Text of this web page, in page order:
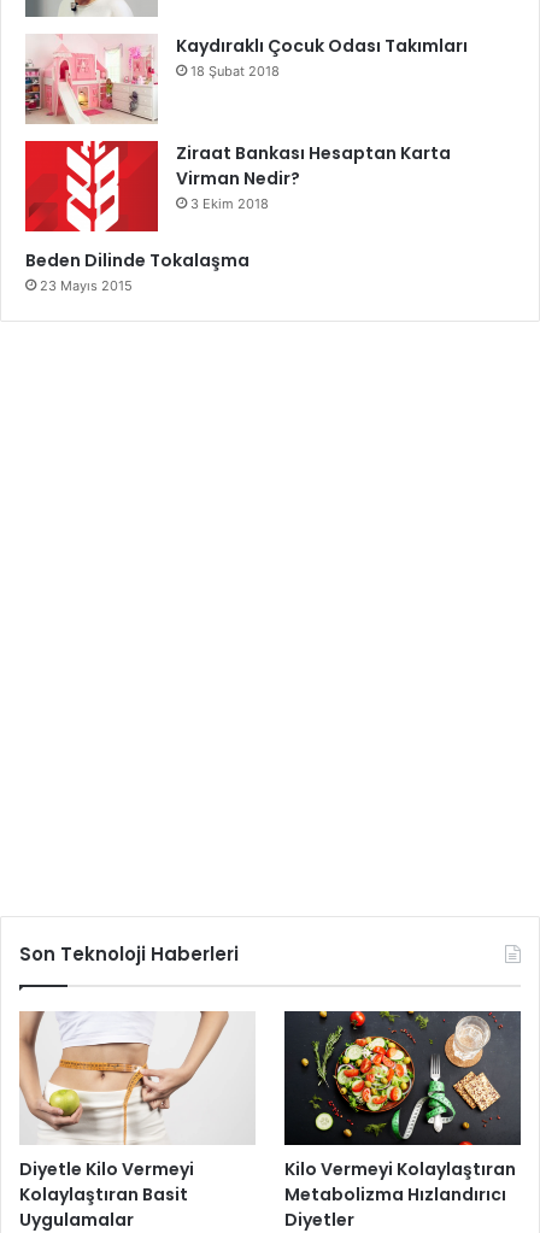
Kaydıraklı Çocuk Odası Takımları
18 Şubat 2018
Ziraat Bankası Hesaptan Karta
Virman Nedir?
3 Ekim 2018
Beden Dilinde Tokalaşma
23 Mayıs 2015
Son Teknoloji Haberleri
Diyetle Kilo Vermeyi
Kolaylaştıran Basit
Uygulamalar
Kilo Vermeyi Kolaylaştıran
Metabolizma Hızlandırıcı
Diyetler